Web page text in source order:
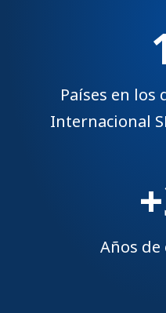
Países en
Internacional
Años